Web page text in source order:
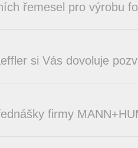
řemesel pro výrobu
si Vás dovoluje
firmy